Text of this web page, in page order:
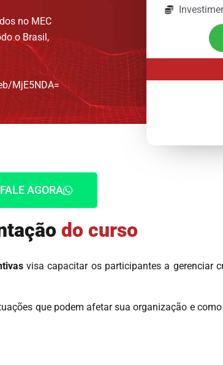
no MEC
o Brasil,
MjE5NDA=
FALE AGORA
do curso
visa capacitar os participantes a gerenciar
que podem afetar sua organização e